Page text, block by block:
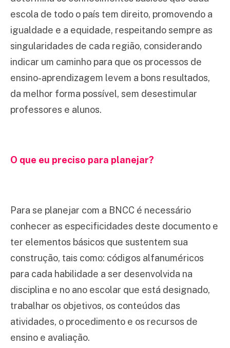
escola de todo o país tem direito, promovendo a
igualdade e a equidade, respeitando sempre as
singularidades de cada região, considerando
indicar um caminho para que os processos de
ensino-aprendizagem levem a bons resultados,
da melhor forma possível, sem desestimular
professores e alunos.
O que eu preciso para planejar?
Para se planejar com a BNCC é necessário
conhecer as especificidades deste documento e
ter elementos básicos que sustentem sua
construção, tais como: códigos alfanuméricos
para cada habilidade a ser desenvolvida na
disciplina e no ano escolar que está designado,
trabalhar os objetivos, os conteúdos das
atividades, o procedimento e os recursos de
ensino e avaliação.